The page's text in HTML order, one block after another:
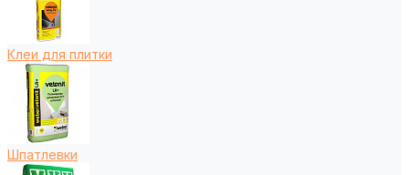
Клеи для плитки
Шпатлевки